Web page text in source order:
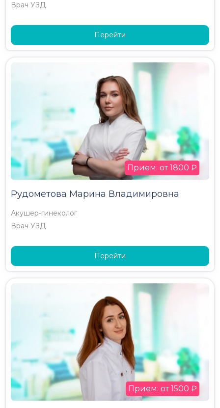
Врач УЗД
Перейти
Рудометова Марина Владимировна
Акушер-гинеколог
Врач УЗД
Прием: от 1800 ₽
Перейти
Прием: от 1500 ₽